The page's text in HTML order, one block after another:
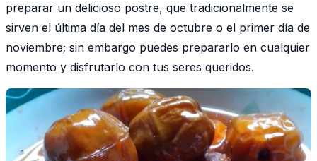
preparar un delicioso postre, que tradicionalmente se
sirven el última día del mes de octubre o el primer día de
noviembre; sin embargo puedes prepararlo en cualquier
momento y disfrutarlo con tus seres queridos.